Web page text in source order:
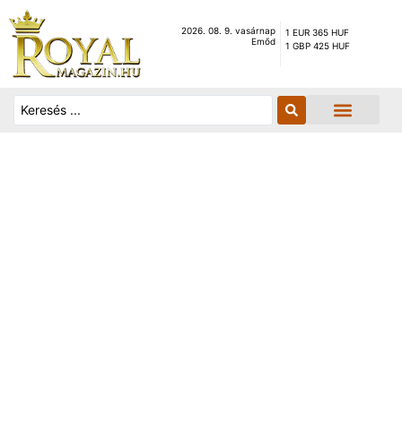
2026. 08. 9. vasárnap
Emőd
1 EUR 365 HUF
1 GBP 425 HUF